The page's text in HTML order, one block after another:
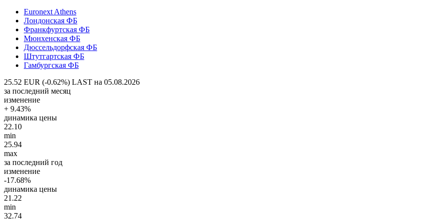
Euronext Athens
Лондонская ФБ
Франкфуртская ФБ
Мюнхенская ФБ
Дюссельдорфская ФБ
Штутгартская ФБ
Гамбургская ФБ
25.52 EUR (-0.62%) LAST на 05.08.2026
за последний месяц
изменение
+ 9.43%
динамика цены
22.10
min
25.94
max
за последний год
изменение
-17.68%
динамика цены
21.22
min
32.74